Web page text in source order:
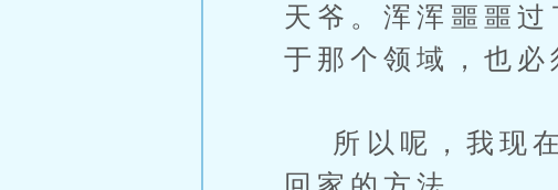
天爷。浑浑噩噩
于那个领域，也必
所以呢，我现在